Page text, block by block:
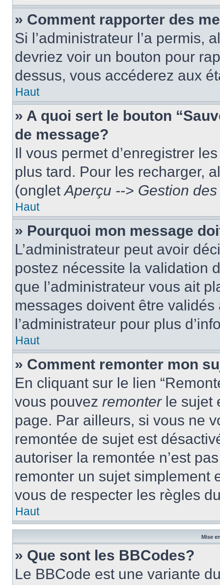
» Comment rapporter des
Si l’administrateur l’a permis,
devriez voir un bouton pour
dessus, vous accéderez aux
Haut
» A quoi sert le bouton
de message?
Il vous permet d’enregistrer
plus tard. Pour les recharger,
(ongletAperçu --> Gestion
Haut
» Pourquoi mon message
L’administrateur peut avoir
postez nécessite la validation
que l’administrateur vous ait
messages doivent être validés
l’administrateur pour plus
Haut
» Comment remonter mon
En cliquant sur le lien
vous pouvez remonterle sujet
page. Par ailleurs, si vous ne
remontée de sujet est
autoriser la remontée n’est
remonter un sujet simplement
vous de respecter les règles
Haut
Mise
» Que sont les BBCodes?
Le BBCode est une variante